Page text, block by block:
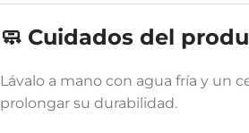
🧼 Cuidados del
Lávalo a mano con agua fría y un
prolongar su durabilidad.